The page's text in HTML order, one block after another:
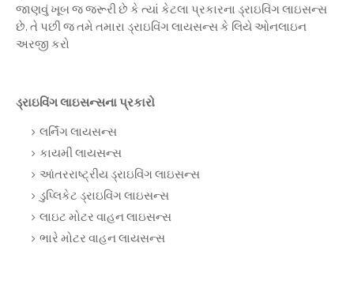
જાણવું ખૂબ જ જરૂરી છે કે ત્યાં કેટલા પ્રકારના ડ્રાઇવિંગ લાઇસન્સ
છે. તે પછી જ તમે તમારા ડ્રાઇવિંગ લાયસન્સ કે લિયે ઓનલાઇન
અરજી કરો
ડ્રાઇવિંગ લાઇસન્સના પ્રકારો
લર્નિંગ લાયસન્સ
કાયમી લાયસન્સ
આંતરરાષ્ટ્રીય ડ્રાઇવિંગ લાઇસન્સ
ડુપ્લિકેટ ડ્રાઇવિંગ લાઇસન્સ
લાઇટ મોટર વાહન લાઇસન્સ
ભારે મોટર વાહન લાયસન્સ